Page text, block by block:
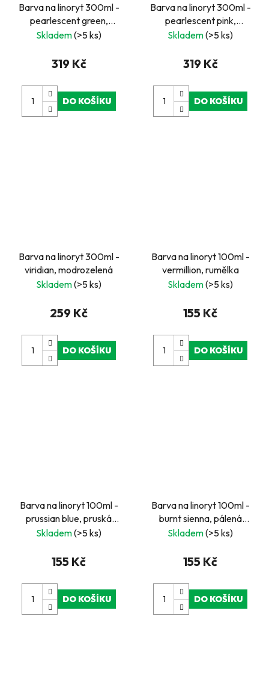
Barva na linoryt 300ml -
pearlescent green,
perleťová zelená
Skladem(>5 ks)
319 Kč
DO KOŠÍKU
Barva na linoryt 300ml -
pearlescent pink,
perleťová růžová
Skladem(>5 ks)
319 Kč
DO KOŠÍKU
Barva na linoryt 300ml -
viridian, modrozelená
Skladem(>5 ks)
259 Kč
DO KOŠÍKU
Barva na linoryt 100ml -
vermillion, rumělka
Skladem(>5 ks)
155 Kč
DO KOŠÍKU
Barva na linoryt 100ml -
prussian blue, pruská
modrá
Skladem(>5 ks)
155 Kč
DO KOŠÍKU
Barva na linoryt 100ml -
burnt sienna, pálená
hnědá
Skladem(>5 ks)
155 Kč
DO KOŠÍKU